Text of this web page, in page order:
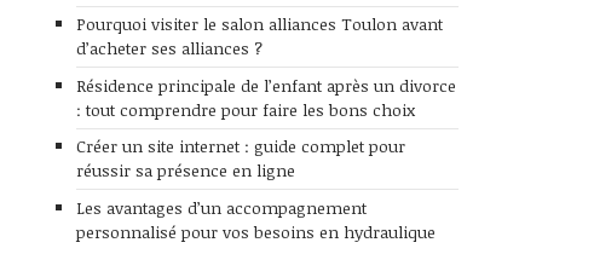
Pourquoi visiter le salon alliances Toulon avant
d’acheter ses alliances ?
Résidence principale de l’enfant après un divorce
: tout comprendre pour faire les bons choix
Créer un site internet : guide complet pour
réussir sa présence en ligne
Les avantages d’un accompagnement
personnalisé pour vos besoins en hydraulique